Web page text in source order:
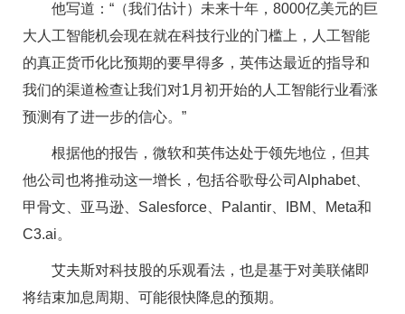
他写道：“（我们估计）未来十年，8000亿美元的巨
大人工智能机会现在就在科技行业的门槛上，人工智能
的真正货币化比预期的要早得多，英伟达最近的指导和
我们的渠道检查让我们对1月初开始的人工智能行业看涨
预测有了进一步的信心。”
根据他的报告，微软和英伟达处于领先地位，但其
他公司也将推动这一增长，包括谷歌母公司Alphabet、
甲骨文、亚马逊、Salesforce、Palantir、IBM、Meta和
C3.ai。
艾夫斯对科技股的乐观看法，也是基于对美联储即
将结束加息周期、可能很快降息的预期。